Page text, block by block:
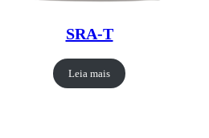
SRA-T
Leia mais